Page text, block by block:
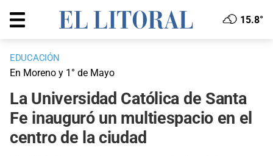
15.8°
EDUCACIÓN
En Moreno y 1° de Mayo
La Universidad Católica de Santa
Fe inauguró un multiespacio en el
centro de la ciudad